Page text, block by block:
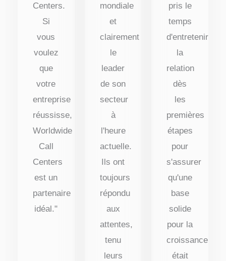
Centers.
Si
vous
voulez
que
votre
entreprise
réussisse,
Worldwide
Call
Centers
est un
partenaire
idéal."
mondiale
et
clairement
le
leader
de son
secteur
à
l'heure
actuelle.
Ils ont
toujours
répondu
aux
attentes,
tenu
leurs
pris le
temps
d'entretenir
la
relation
dès
les
premières
étapes
pour
s'assurer
qu'une
base
solide
pour la
croissance
était